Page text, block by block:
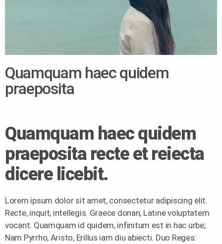
Quamquam haec quidem
praeposita
Quamquam haec quidem
praeposita recte et reiecta
dicere licebit.
Lorem ipsum dolor sit amet, consectetur adipiscing elit.
Recte, inquit, intellegis. Graece donan, Latine voluptatem
vocant. Quamquam id quidem, infinitum est in hac urbe;
Nam Pyrrho, Aristo, Erillus iam diu abiecti. Duo Reges: